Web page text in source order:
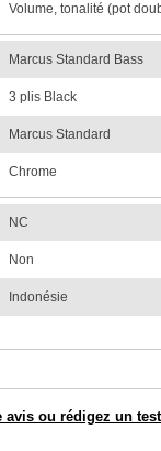
Volume, tonalité (pot
Marcus Standard Bass
3 plis Black
Marcus Standard
Chrome
NC
Non
Indonésie
ou rédigez un